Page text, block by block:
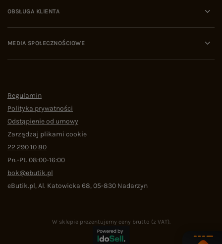
OBSŁUGA KLIENTA
MEDIA SPOŁECZNOŚCIOWE
Regulamin
Polityka prywatności
Odstąpienie od umowy
Zarządzaj plikami cookie
22 290 10 80
Pn.-Pt. 08:00-16:00
bok@ebutik.pl
eButik.pl,Al. Katowicka 68,05-830 Nadarzyn
W sklepie prezentujemy ceny brutto (z VAT).